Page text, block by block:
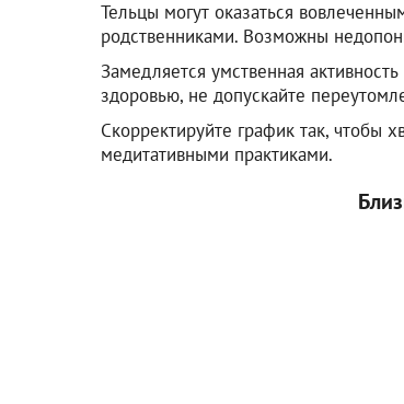
Тельцы могут оказаться
родственниками. Возможны
Замедляется умственная
здоровью, не допускайте
Скорректируйте график так, чтобы
медитативными практиками.